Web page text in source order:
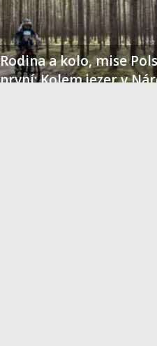
Rodina a kolo, mise
první: Kolem jezer v